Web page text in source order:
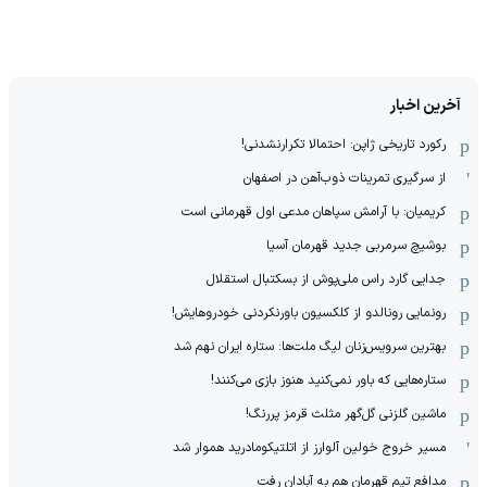
آخرین اخبار
رکورد تاریخی ژاپن: احتمالا تکرارنشدنی!
از سرگیری تمرینات ذوب‌آهن در اصفهان
کریمیان: با آرامش سپاهان مدعی اول قهرمانی است
بوشیچ سرمربی جدید قهرمان آسیا
جدایی گارد راس ملی‌پوش از بسکتبال استقلال
رونمایی رونالدو از کلکسیون باورنکردنی خودروهایش!
بهترین سرویس‌زنان لیگ ملت‌ها: ستاره ایران نهم شد
ستاره‌هایی که باور نمی‌کنید هنوز بازی می‌کنند!
ماشین گلزنی گل‌گهر مثلث قرمز پررنگ!
مسیر خروج خولین آلوارز از اتلتیکومادرید هموار شد
مدافع تیم قهرمان هم به آبادان رفت